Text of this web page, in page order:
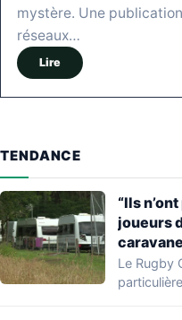
mystère. Une
réseaux…
Lire
TENDANCE
“Ils
joueurs
délogent
Le Rugby